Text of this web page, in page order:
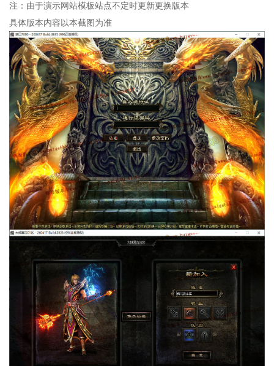
注：由于演示网站模板站点不定时更新更换版本
具体版本内容以本截图为准